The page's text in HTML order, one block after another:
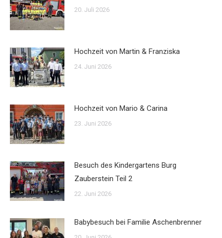
20. Juli 2026
Hochzeit von Martin & Franziska
24. Juni 2026
Hochzeit von Mario & Carina
23. Juni 2026
Besuch des Kindergartens Burg
Zauberstein Teil 2
22. Juni 2026
Babybesuch bei Familie Aschenbrenner